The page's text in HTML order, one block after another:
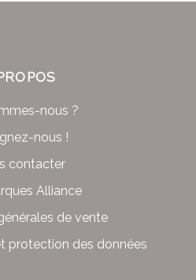
nous ?
nous !
contacter
Alliance
de vente
protection des données